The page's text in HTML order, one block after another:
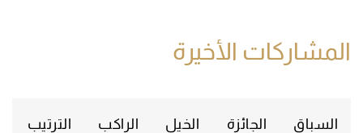
المشاركات الأخيرة
السباق الجائزة الخيل الراكب الترتيب